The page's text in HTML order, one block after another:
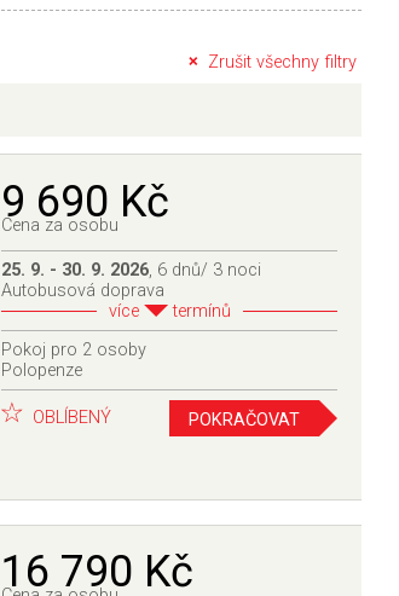
Zrušit všechny filtry
9 690 Kč
Cena za osobu
25. 9. - 30. 9. 2026, 6 dnů/ 3 noci
Autobusová doprava
více
termínů
Pokoj pro 2 osoby
Polopenze
OBLÍBENÝ POKRAČOVAT
16 790 Kč